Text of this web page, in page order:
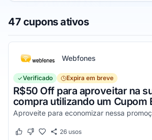
47 cupons ativos
Webfones
Verificado Expira em breve
R$50 Off para aproveitar na
compra utilizando um Cupom
Este cupom funcionou
Este cupom não funcionou
26usos